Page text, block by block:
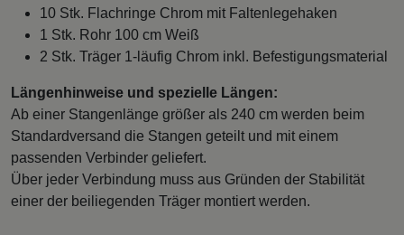
10 Stk. Flachringe Chrom mit Faltenlegehaken
1 Stk. Rohr 100 cm Weiß
2 Stk. Träger 1-läufig Chrom inkl. Befestigungsmaterial
Längenhinweise und spezielle Längen:
Ab einer Stangenlänge größer als 240 cm werden beim
Standardversand die Stangen geteilt und mit einem
passenden Verbinder geliefert.
Über jeder Verbindung muss aus Gründen der Stabilität
einer der beiliegenden Träger montiert werden.